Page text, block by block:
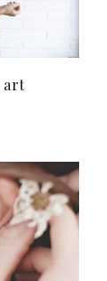
art